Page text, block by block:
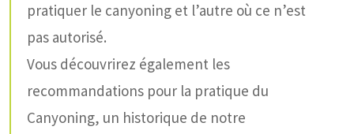
pratiquer le canyoning et l’autre où ce n’est
pas autorisé.
Vous découvrirez également les
recommandations pour la pratique du
Canyoning, un historique de notre